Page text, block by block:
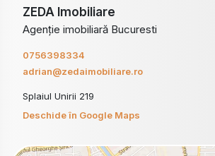
ZEDA Imobiliare
Agenție imobiliară Bucuresti
0756398334
adrian@zedaimobiliare.ro
Splaiul Unirii 219
Deschide în Google Maps